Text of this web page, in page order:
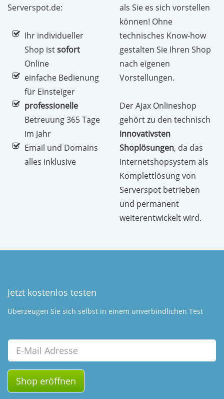
Serverspot.de:
Ihr individueller
Shop istsofort
Online
einfache Bedienung
für Einsteiger
professionelle
Betreuung 365 Tage
im Jahr
Email und Domains
alles inklusive
als Sie es sich vorstellen
können! Ohne
technisches Know-how
gestalten Sie Ihren Shop
nach eigenen
Vorstellungen.
Der Ajax Onlineshop
gehört zu den technisch
innovativsten
Shoplösungen, da das
Internetshopsystem als
Komplettlösung von
Serverspot betrieben
und permanent
weiterentwickelt wird.
Jetzt kostenlos testen
Überzeugen Sie sich selbst in einem unverbindlichen Test
Email
Shop eröffnen